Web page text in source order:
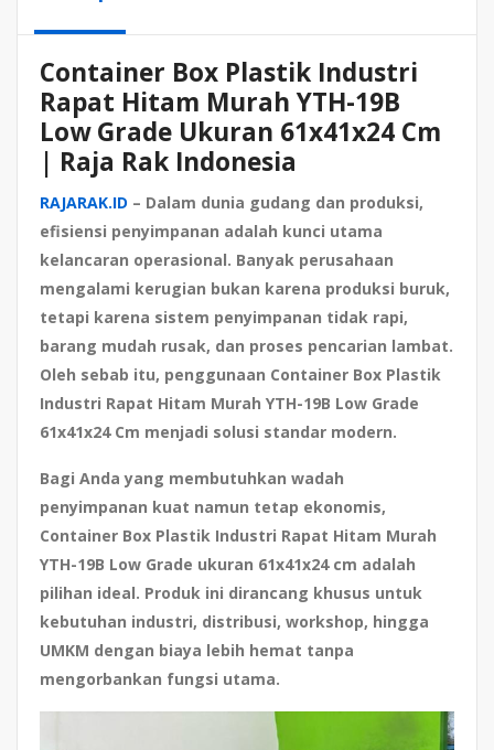
Container Box Plastik Industri
Rapat Hitam Murah YTH-19B
Low Grade Ukuran 61x41x24 Cm
| Raja Rak Indonesia
RAJARAK.ID – Dalam dunia gudang dan produksi,
efisiensi penyimpanan adalah kunci utama
kelancaran operasional. Banyak perusahaan
mengalami kerugian bukan karena produksi buruk,
tetapi karena sistem penyimpanan tidak rapi,
barang mudah rusak, dan proses pencarian lambat.
Oleh sebab itu, penggunaan Container Box Plastik
Industri Rapat Hitam Murah YTH-19B Low Grade
61x41x24 Cm menjadi solusi standar modern.
Bagi Anda yang membutuhkan wadah
penyimpanan kuat namun tetap ekonomis,
Container Box Plastik Industri Rapat Hitam Murah
YTH-19B Low Grade ukuran 61x41x24 cm adalah
pilihan ideal. Produk ini dirancang khusus untuk
kebutuhan industri, distribusi, workshop, hingga
UMKM dengan biaya lebih hemat tanpa
mengorbankan fungsi utama.